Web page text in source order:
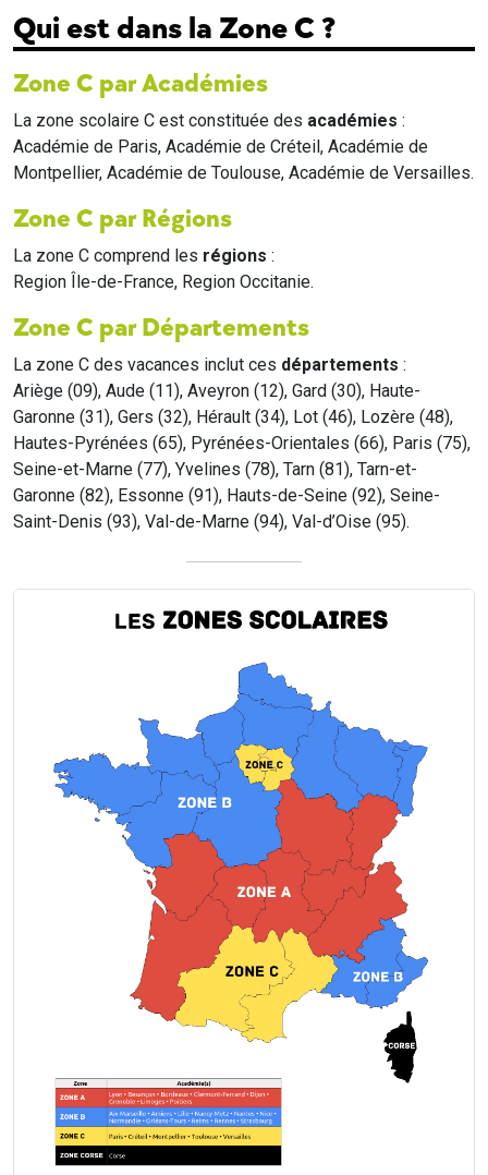
Qui est dans la Zone C ?
Zone C par Académies
La zone scolaire C est constituée des académies :
Académie de Paris, Académie de Créteil, Académie de
Montpellier, Académie de Toulouse, Académie de Versailles.
Zone C par Régions
La zone C comprend les régions :
Region Île-de-France, Region Occitanie.
Zone C par Départements
La zone C des vacances inclut ces départements :
Ariège (09), Aude (11), Aveyron (12), Gard (30), Haute-
Garonne (31), Gers (32), Hérault (34), Lot (46), Lozère (48),
Hautes-Pyrénées (65), Pyrénées-Orientales (66), Paris (75),
Seine-et-Marne (77), Yvelines (78), Tarn (81), Tarn-et-
Garonne (82), Essonne (91), Hauts-de-Seine (92), Seine-
Saint-Denis (93), Val-de-Marne (94), Val-d’Oise (95).